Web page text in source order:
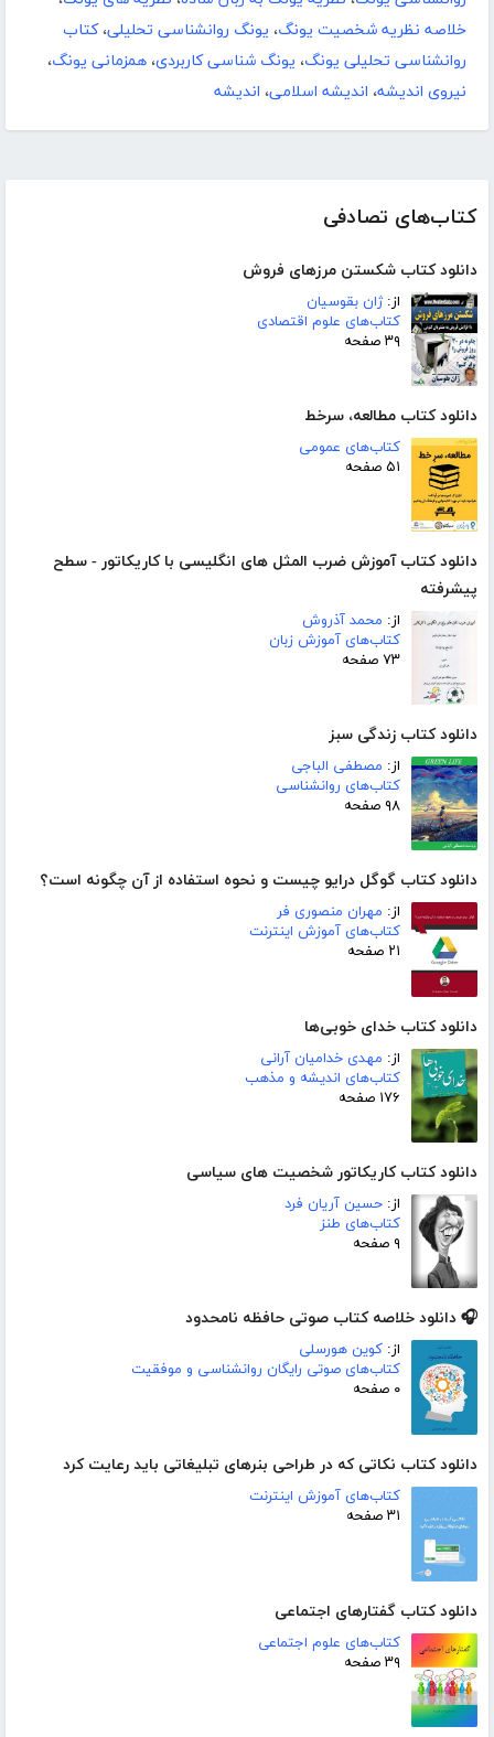
کتاب‌های تصادفی
دانلود کتاب شکستن مرزهای فروش
از:ژان بقوسیان
کتاب‌های علوم اقتصادی
۳۹ صفحه
دانلود کتاب مطالعه، سرخط
کتاب‌های عمومی
۵۱ صفحه
دانلود کتاب آموزش ضرب المثل های انگلیسی با کاریکاتور - سطح
پیشرفته
از: محمد آذروش
کتاب‌های آموزش زبان
۷۳ صفحه
دانلود کتاب زندگی سبز
از: مصطفی الباجی
کتاب‌های روانشناسی
۹۸ صفحه
دانلود کتاب گوگل درایو چیست و نحوه استفاده از آن چگونه است؟
از: مهران منصوری فر
کتاب‌های آموزش اینترنت
۲۱ صفحه
دانلود کتاب خدای خوبی‌ها
از: مهدی خدامیان آرانی
کتاب‌های اندیشه و مذهب
۱۷۶ صفحه
دانلود کتاب کاریکاتور شخصیت های سیاسی
از: حسین آریان فرد
کتاب‌های طنز
۹ صفحه
🎧 دانلود خلاصه کتاب صوتی حافظه نامحدود
از: کوین هورسلی
کتاب‌های صوتی رایگان روانشناسی و موفقیت
۰ صفحه
دانلود کتاب نکاتی که در طراحی بنرهای تبلیغاتی باید رعایت کرد
کتاب‌های آموزش اینترنت
۳۱ صفحه
دانلود کتاب گفتارهای اجتماعی
کتاب‌های علوم اجتماعی
۳۹ صفحه
خلاصه نظریه شخصیت یونگ، یونگ روانشناسی تحلیلی،کتاب
روانشناسی تحلیلی یونگ، یونگ شناسی کاربردی، همزمانی یونگ،
نیروی اندیشه، اندیشه اسلامی، اندیشه